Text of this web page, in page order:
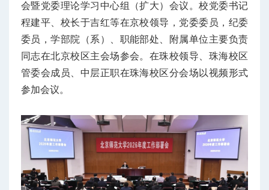
会暨党委理论学习中心组（扩大）会议。校党委书记
程建平、校长于吉红等在京校领导，党委委员，纪委
委员，学部院（系）、职能部处、附属单位主要负责
同志在北京校区主会场参会。在珠校领导、珠海校区
管委会成员、中层正职在珠海校区分会场以视频形式
参加会议。